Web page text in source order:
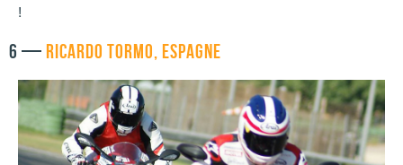
!
6 — RICARDO TORMO, ESPAGNE